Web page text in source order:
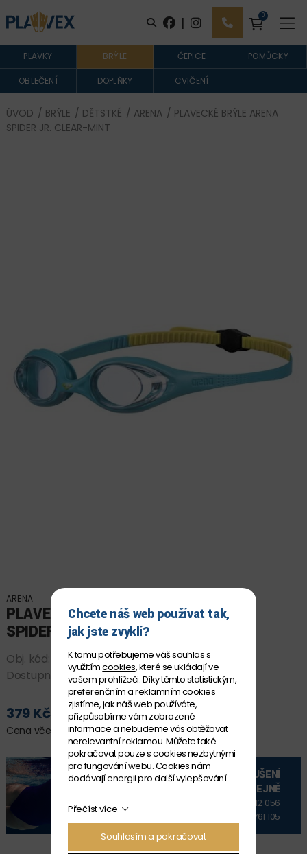
| 0
PLAVKY BRÝLE ČEPICE POMŮCKY
OBLEČENÍ DOPLŇKY CVIČENÍ
ÚVOD / BRÝLE / DĚTSTKÉ / ARENA / PLAVECKÉ BRÝLE ARENA
SPIDER JR. CLEAR-MINT
ARENA
PLAVECKÉ BRÝLE ARENA
SPIDER JR. CLEAR-MINT
Obj. kód:
92338_173
Dostupnost:SKLADEM
379 Kč
Cena včetně DPH
PŘIDAT DO KOŠÍKU
VYZKOUŠENÍ
NA PRODEJNĚ
+420 606 912 056
+420 606 761 105
Chcete náš web používat tak,
jak jste zvyklí?
K tomu potřebujeme váš souhlas s
využitímcookies, které se ukládají ve
vašem prohlížeči. Díky těmto statistickým,
preferenčním a reklamním cookies
zjistíme, jak náš web používáte,
přizpůsobíme vám zobrazené
informace a nebudeme vás obtěžovat
nerelevantní reklamou. Můžete také
pokračovat pouze s cookies nezbytnými
pro fungování webu. Cookies nám
dodávají energii pro další vylepšování.
Přečíst více
Souhlasím a pokračovat